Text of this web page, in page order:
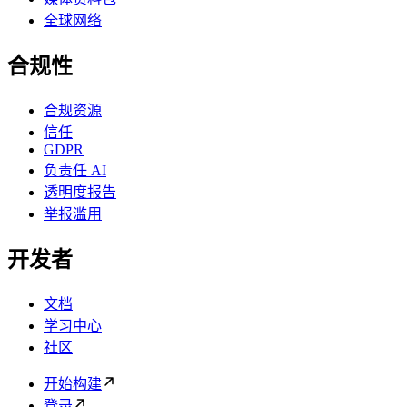
全球网络
合规性
合规资源
信任
GDPR
负责任 AI
透明度报告
举报滥用
开发者
文档
学习中心
社区
开始构建